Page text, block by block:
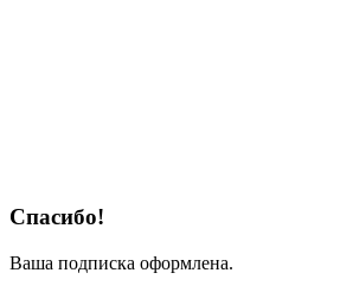
Спасибо!
Ваша подписка оформлена.